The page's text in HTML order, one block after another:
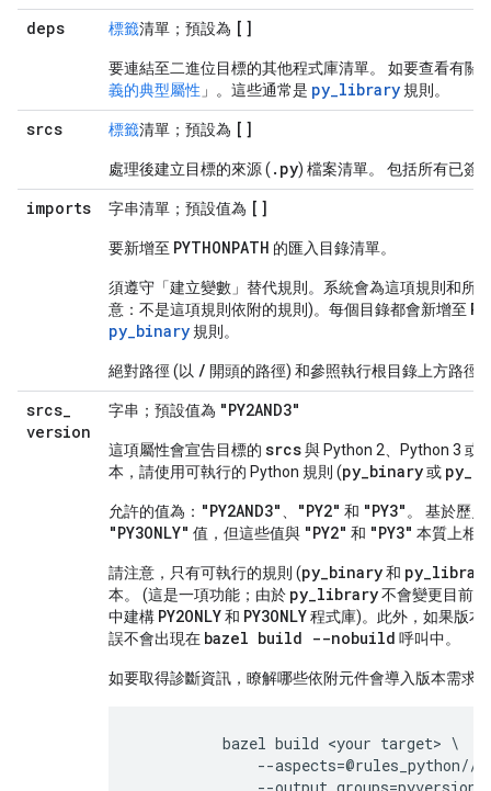
deps 標籤清單；預設為 []
要連結至二進位目標的其他程式庫清單。 如要查看有關
義的典型屬性 」。這些通常是 py_library 規則。
srcs 標籤清單；預設為 []
處理後建立目標的來源 ( . py) 檔案清單。 包括所有已簽
imports 字串清單；預設值為 []
要新增至 PYTHONPATH 的匯入目錄清單。
須遵守「建立變數」 替代規則。系統會為這項規則和所
意：不是這項規則依附的規則)。每個目錄都會新增至
py_binary 規則。
絕對路徑 (以 / 開頭的路徑) 和參照執行根目錄上方路徑
srcs_
version
字串；預設值為 "PY2AND3"
這項屬性會宣告目標的 srcs與 Python 2、Python 3 或
本，請使用可執行的 Python 規則 (py_binary或 py_
允許的值為： "PY2AND3" "PY2" 和 "PY3" 。 基於歷
"PY3ONLY" 值，但這些值與 "PY2" 和 "PY3" 本質上相
請注意，只有可執行的規則 (py_binary和
本。 (這是一項功能；由於 py_library不會變更目前
中建構 PY2ONLY和 PY3ONLY程式庫)。此外，如果版本
誤不會出現在 bazel build --nobuild 呼叫中。
如要取得診斷資訊，瞭解哪些依附元件會導入版本需求
          bazel build <your target> \
--aspects=@rules_python//